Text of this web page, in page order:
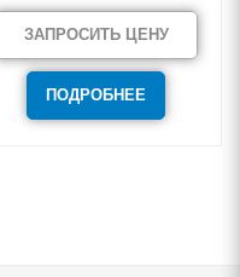
ЗАПРОСИТЬ ЦЕНУ
ПОДРОБНЕЕ